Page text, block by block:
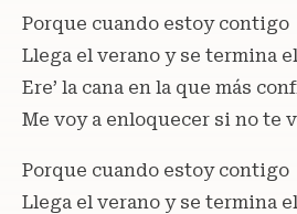
Porque cuando estoy contigo
Llega el verano y se termina
Ere’ la cana en la que más
Me voy a enloquecer si no te
Porque cuando estoy contigo
Llega el verano y se termina